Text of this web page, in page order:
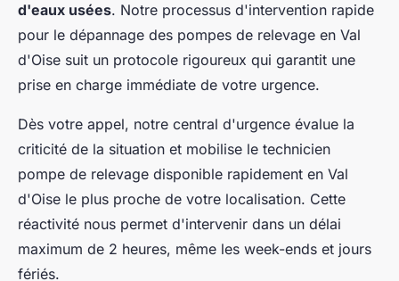
d'eaux usées. Notre processus d'intervention rapide
pour le dépannage des pompes de relevage en Val
d'Oise suit un protocole rigoureux qui garantit une
prise en charge immédiate de votre urgence.
Dès votre appel, notre central d'urgence évalue la
criticité de la situation et mobilise le technicien
pompe de relevage disponible rapidement en Val
d'Oise le plus proche de votre localisation. Cette
réactivité nous permet d'intervenir dans un délai
maximum de 2 heures, même les week-ends et jours
fériés.